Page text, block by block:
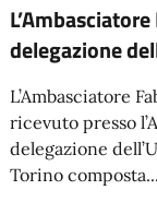
delegazione
L’Ambasciatore
ricevuto presso
delegazione
Torino composta...